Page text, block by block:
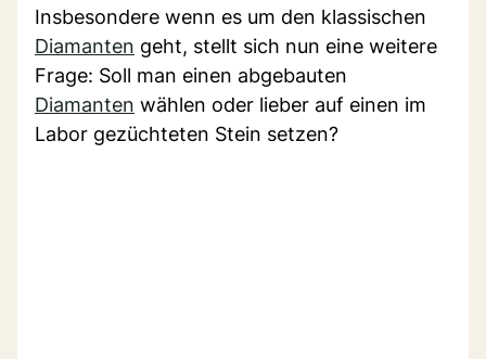
Insbesondere wenn es um den klassischen
Diamanten geht, stellt sich nun eine weitere
Frage: Soll man einen abgebauten
Diamanten wählen oder lieber auf einen im
Labor gezüchteten Stein setzen?